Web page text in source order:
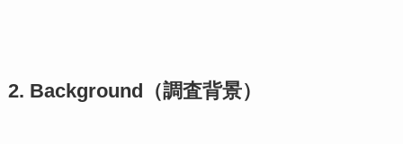
2. Background（調査背景）